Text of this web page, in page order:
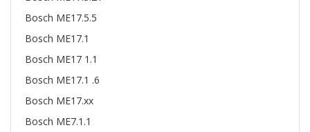
Bosch ME17.5.5
Bosch ME17.1
Bosch ME17 1.1
Bosch ME17.1 .6
Bosch ME17.xx
Bosch ME7.1.1